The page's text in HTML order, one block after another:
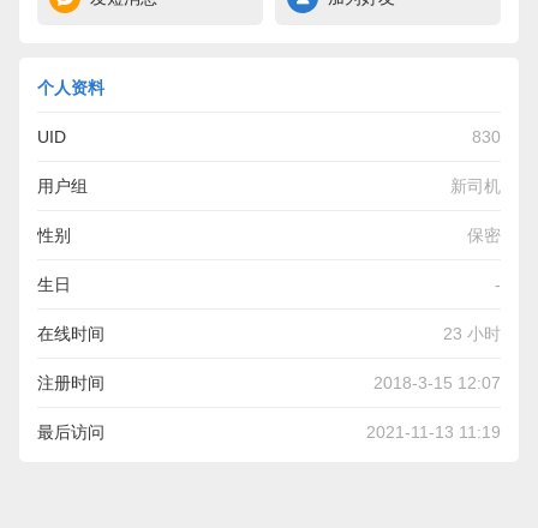
个人资料
UID 830
用户组 新司机
性别 保密
生日 -
在线时间 23 小时
注册时间 2018-3-15 12:07
最后访问 2021-11-13 11:19